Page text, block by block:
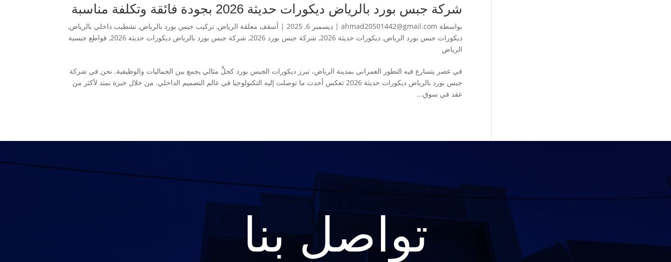
شركة جبس بورد بالرياض ديكورات حديثة 2026 بجودة فائقة وتكلفة مناسبة
بواسطة ahmad20501442@gmail.com
| ديسمبر 6, 2025 | أسقف معلقة الرياض, تركيب جبس بورد بالرياض, تشطيب داخلي بالرياض,
ديكورات جبس بورد الرياض, ديكورات حديثة 2026 , شركة جبس بورد 2026 , شركة جبس بورد بالرياض ديكورات حديثة 2026 , قواطع جبسية
الرياض
في عصر يتسارع فيه التطور العمراني بمدينة الرياض، تبرز ديكورات الجبس بورد كحلٍّ مثالي يجمع بين الجماليات والوظيفية. نحن في شركة
جبس بورد بالرياض ديكورات حديثة 2026 تعكس أحدث ما توصلت إليه التكنولوجيا في عالم التصميم الداخلي. من خلال خبرة تمتد لأكثر من
عقد في سوق...
تواصل بنا